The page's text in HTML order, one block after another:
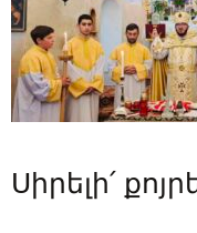
Սիրելի՛